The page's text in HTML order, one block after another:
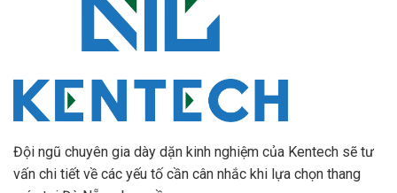
Đội ngũ chuyên gia dày dặn kinh nghiệm của Kentech sẽ tư
vấn chi tiết về các yếu tố cần cân nhắc khi lựa chọn thang